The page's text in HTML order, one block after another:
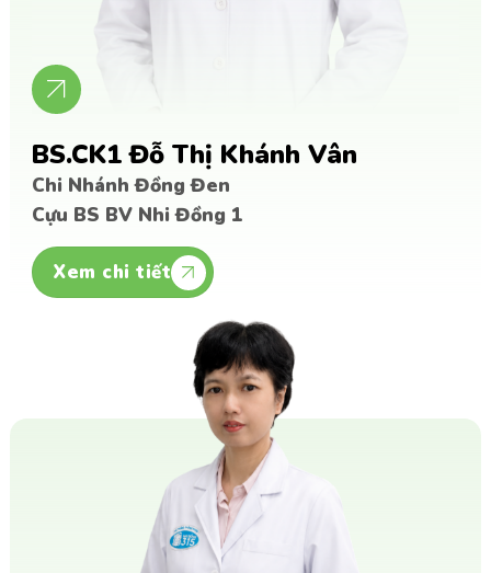
BS.CK1 Đỗ Thị Khánh Vân
Chi Nhánh Đồng Đen
Cựu BS BV Nhi Đồng 1
Xem chi tiết